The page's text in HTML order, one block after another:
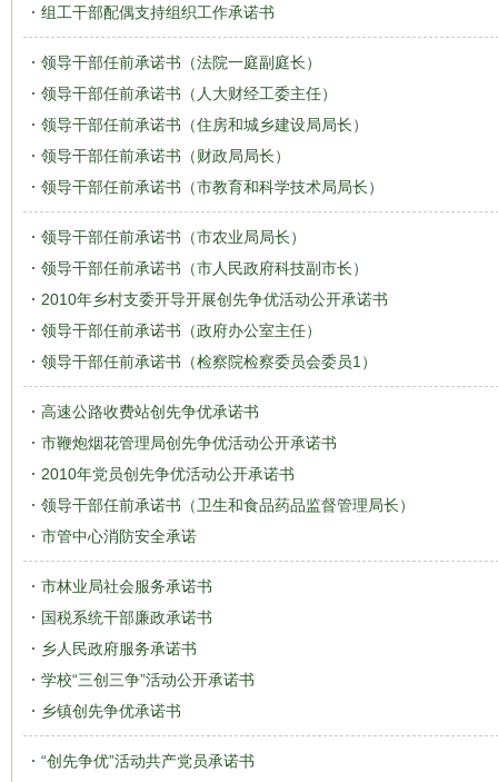
组工干部配偶支持组织工作承诺书
领导干部任前承诺书（法院一庭副庭长）
领导干部任前承诺书（人大财经工委主任）
领导干部任前承诺书（住房和城乡建设局局长）
领导干部任前承诺书（财政局局长）
领导干部任前承诺书（市教育和科学技术局局长）
领导干部任前承诺书（市农业局局长）
领导干部任前承诺书（市人民政府科技副市长）
2010年乡村支委开导开展创先争优活动公开承诺书
领导干部任前承诺书（政府办公室主任）
领导干部任前承诺书（检察院检察委员会委员1）
高速公路收费站创先争优承诺书
市鞭炮烟花管理局创先争优活动公开承诺书
2010年党员创先争优活动公开承诺书
领导干部任前承诺书（卫生和食品药品监督管理局长）
市管中心消防安全承诺
市林业局社会服务承诺书
国税系统干部廉政承诺书
乡人民政府服务承诺书
学校“三创三争”活动公开承诺书
乡镇创先争优承诺书
“创先争优”活动共产党员承诺书